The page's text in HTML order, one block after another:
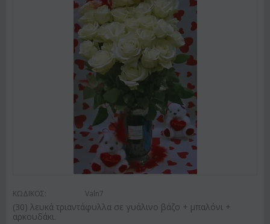
ΚΩΔΙΚΟΣ: Valn7
(30) λευκά τριαντάφυλλα σε γυάλινο βάζο + μπαλόνι +
αρκουδάκι.